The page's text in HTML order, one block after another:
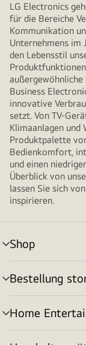
LG Electronics
für die Bereiche
Kommunikation
Unternehmens im
den Lebensstil
außergewöhnliche
Business
innovative
setzt. Von TV-
Klimaanlagen und
Produktpalette
Bedienkomfort,
und einen
Überblick von
lassen Sie sich
inspirieren.
Shop
Menü
umschalten
Bestellung
Menü
umschalten
Home
Menü
umschalten